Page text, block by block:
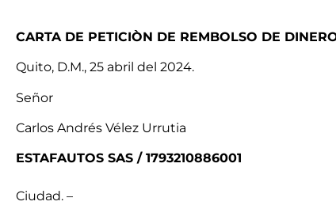
CARTA DE PETICIÒN DE REMBOLSO DE
Quito, D.M., 25 abril del 2024.
Señor
Carlos Andrés Vélez Urrutia
ESTAFAUTOS SAS / 1793210886001
Ciudad. –